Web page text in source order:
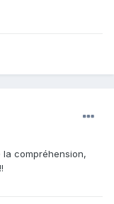
compréhension,